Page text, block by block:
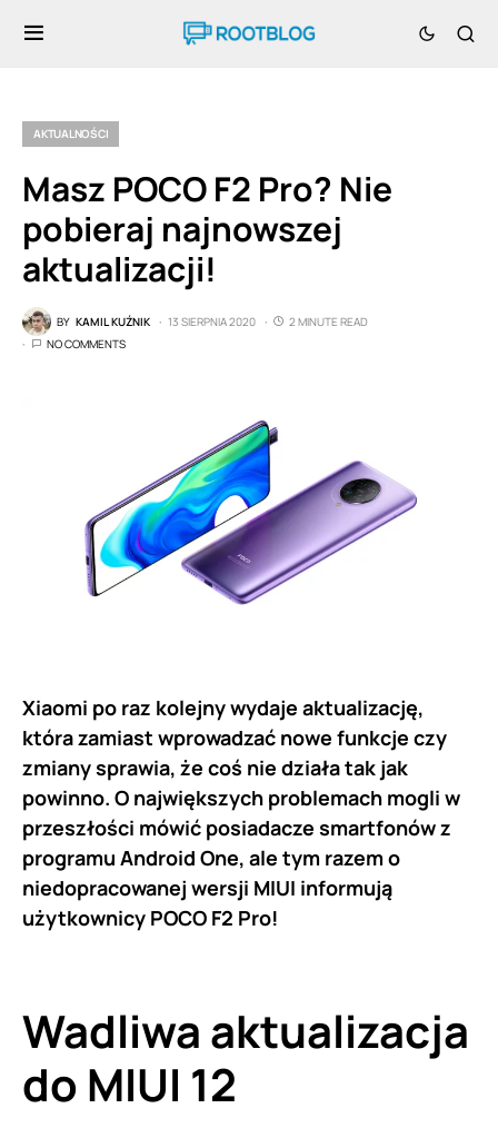
AKTUALNOŚCI
Masz POCO F2 Pro? Nie
pobieraj najnowszej
aktualizacji!
BY KAMIL KUŹNIK 13 SIERPNIA 2020
2 MINUTE READ
NO COMMENTS
Xiaomi po raz kolejny wydaje aktualizację,
która zamiast wprowadzać nowe funkcje czy
zmiany sprawia, że coś nie działa tak jak
powinno. O największych problemach mogli w
przeszłości mówić posiadacze smartfonów z
programu Android One, ale tym razem o
niedopracowanej wersji MIUI informują
użytkownicy POCO F2 Pro!
Wadliwa aktualizacja
do MIUI 12